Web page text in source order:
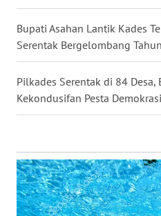
Bupati Asahan Lantik Kades
Serentak Bergelombang
Pilkades Serentak di 84 Desa,
Kekondusifan Pesta Demokrasi
WN
DANAU
WN
NIAS
WN